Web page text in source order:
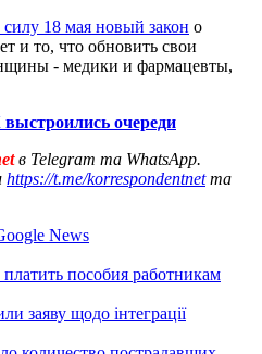
18 мая новый закон о
и то, что обновить свои
- медики и фармацевты,
очереди
в Telegram та WhatsApp.
https://t.me/korrespondentnetта
News
пособия работникам
заяву щодо інтеграції